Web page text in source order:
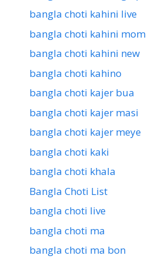
bangla choti kahini live
bangla choti kahini mom
bangla choti kahini new
bangla choti kahino
bangla choti kajer bua
bangla choti kajer masi
bangla choti kajer meye
bangla choti kaki
bangla choti khala
Bangla Choti List
bangla choti live
bangla choti ma
bangla choti ma bon